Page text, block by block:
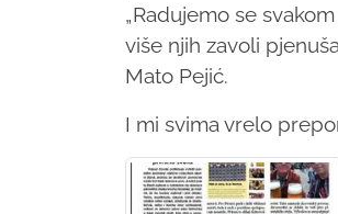
„Radujemo se
više njih zavoli
Mato Pejić.
I mi svima vrelo